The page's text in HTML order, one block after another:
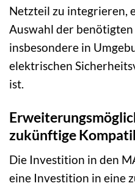
Netzteil zu integrieren,
Auswahl der
insbesondere in
elektrischen
ist.
zukünftige
Die Investition in den
eine Investition in eine